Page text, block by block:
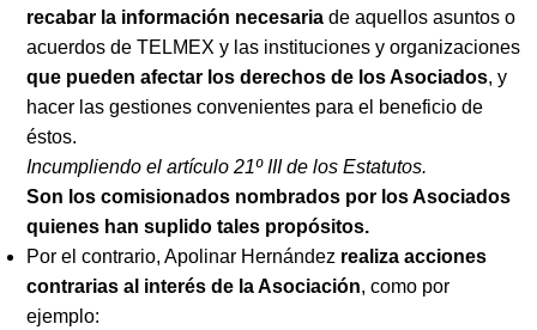
recabar la información necesaria de aquellos asuntos o
acuerdos de TELMEX y las instituciones y organizaciones
que pueden afectar los derechos de los Asociados, y
hacer las gestiones convenientes para el beneficio de
éstos.
Incumpliendo el artículo 21º III de los Estatutos.
Son los comisionados nombrados por los Asociados
quienes han suplido tales propósitos.
Por el contrario, Apolinar Hernández realiza acciones
contrarias al interés de la Asociación, como por
ejemplo: